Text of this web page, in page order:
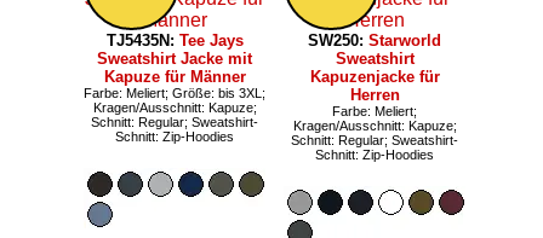
TJ5435N: Tee Jays
Sweatshirt Jacke mit
Kapuze für Männer
Farbe: Meliert; Größe: bis 3XL;
Kragen/Ausschnitt: Kapuze;
Schnitt: Regular; Sweatshirt-
Schnitt: Zip-Hoodies
SW250: Starworld
Sweatshirt
Kapuzenjacke für
Herren
Farbe: Meliert;
Kragen/Ausschnitt: Kapuze;
Schnitt: Regular; Sweatshirt-
Schnitt: Zip-Hoodies